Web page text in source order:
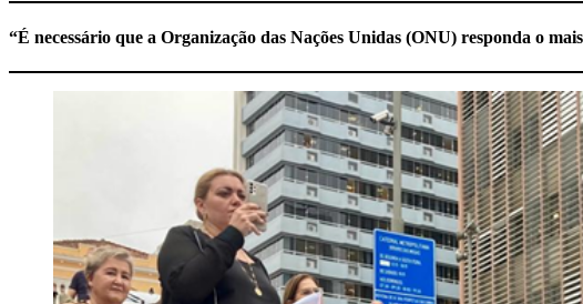
“É necessário que a Organização das Nações Unidas (ONU) responda o